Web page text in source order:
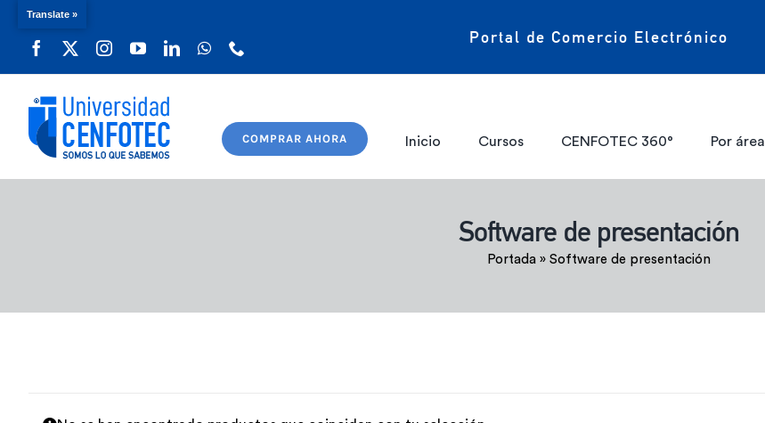
Portal de Comercio Electrónico
COMPRAR AHORA Inicio Cursos CENFOTEC 360° Por área
Software de presentación
Portada» Software de presentación
Translate »